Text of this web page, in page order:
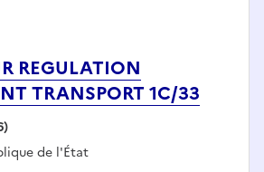
REGULATION
TRANSPORT 1C/33
:de l'État